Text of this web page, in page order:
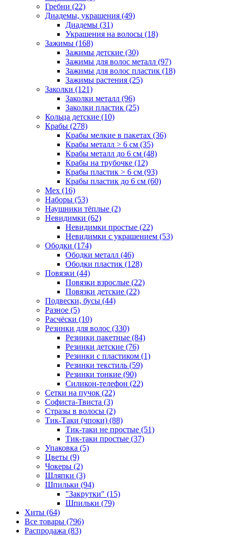
Гребни (22)
Диадемы, украшения (49)
Диадемы (31)
Украшения на волосы (18)
Зажимы (168)
Зажимы детские (30)
Зажимы для волос металл (97)
Зажимы для волос пластик (18)
Зажимы растения (25)
Заколки (121)
Заколки металл (96)
Заколки пластик (25)
Кольца детские (10)
Крабы (278)
Крабы мелкие в пакетах (36)
Крабы металл > 6 см (35)
Крабы металл до 6 см (48)
Крабы на трубочке (12)
Крабы пластик > 6 см (93)
Крабы пластик до 6 см (60)
Мех (16)
Наборы (53)
Наушники тёплые (2)
Невидимки (62)
Невидимки простые (22)
Невидимки с украшением (53)
Ободки (174)
Ободки металл (46)
Ободки пластик (128)
Повязки (44)
Повязки взрослые (22)
Повязки детские (22)
Подвески, бусы (44)
Разное (5)
Расчёски (10)
Резинки для волос (330)
Резинки пакетные (84)
Резинки детские (76)
Резинки с пластиком (1)
Резинки текстиль (59)
Резинки тонкие (90)
Силикон-телефон (22)
Сетки на пучок (22)
Софиста-Твиста (3)
Стразы в волосы (2)
Тик-Таки (чпоки) (88)
Тик-таки не простые (51)
Тик-таки простые (37)
Упаковка (5)
Цветы (9)
Чокеры (2)
Шляпки (3)
Шпильки (94)
"Закрутки" (15)
Шпильки (79)
Хиты (64)
Все товары (796)
Распродажа (83)